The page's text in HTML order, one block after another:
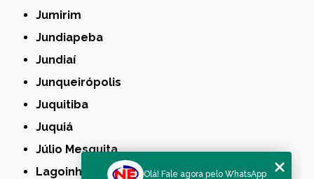
Jumirim
Jundiapeba
Jundiaí
Junqueirópolis
Juquitiba
Juquiá
Júlio Mesquita
Lagoinha
Olá! Fale agora pelo WhatsApp